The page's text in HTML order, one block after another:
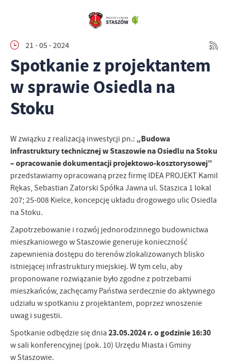
21 - 05 - 2024
Spotkanie z projektantem
w sprawie Osiedla na
Stoku
W związku z realizacją inwestycji pn.: „Budowa
infrastruktury technicznej w Staszowie na Osiedlu na Stoku
–opracowanie dokumentacji projektowo-kosztorysowej”
przedstawiamy opracowaną przez firmę IDEA PROJEKT Kamil
Rękas, Sebastian Zatorski Spółka Jawna ul. Staszica 1 lokal
207; 25-008 Kielce, koncepcję układu drogowego ulic Osiedla
na Stoku.
Zapotrzebowanie i rozwój jednorodzinnego budownictwa
mieszkaniowego w Staszowie generuje konieczność
zapewnienia dostępu do terenów zlokalizowanych blisko
istniejącej infrastruktury miejskiej. W tym celu, aby
proponowane rozwiązanie było zgodne z potrzebami
mieszkańców, zachęcamy Państwa serdecznie do aktywnego
udziału w spotkaniu z projektantem, poprzez wnoszenie
uwag i sugestii.
Spotkanie odbędzie się dnia 23.05.2024 r. o godzinie 16:30
w sali konferencyjnej (pok. 10) Urzędu Miasta i Gminy
w Staszowie.